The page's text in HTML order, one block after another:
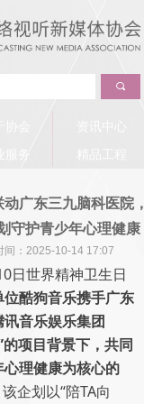
끠
广东三九脑科医院，
守护青少年心理健康
世界精神卫生日
酷狗音乐携手广东
音乐娱乐集团
的项目背景下，共同
理健康为核心的
该企划以“陪TA向
： 2025-10-14 17:07